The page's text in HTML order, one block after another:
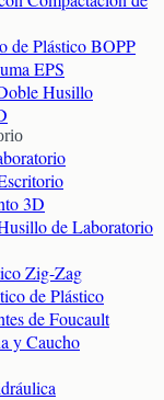
de Plástico BOPP
EPS
Husillo
3D
de Laboratorio
Zig-Zag
de Plástico
de Foucault
y Caucho